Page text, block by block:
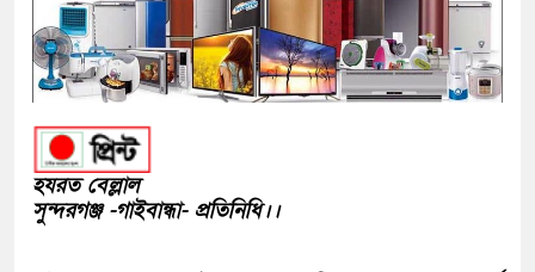
হযরত বেল্লাল
সুন্দরগঞ্জ -গাইবান্ধা- প্রতিনিধি।।